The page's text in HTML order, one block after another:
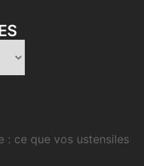
: ce que vos ustensiles